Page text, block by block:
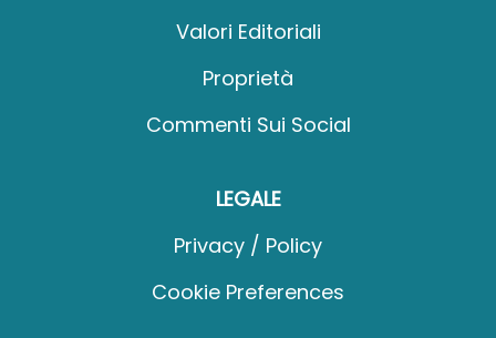
Valori Editoriali
Proprietà
Commenti Sui Social
LEGALE
Privacy / Policy
Cookie Preferences